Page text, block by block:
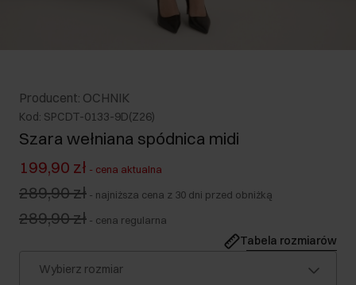
Producent: OCHNIK
Kod: SPCDT-0133-9D(Z26)
Szara wełniana spódnica midi
199,90 zł - cena aktualna
289,90 zł - najniższa cena z 30 dni przed obniżką
289,90 zł - cena regularna
Tabela rozmiarów
Wybierz rozmiar